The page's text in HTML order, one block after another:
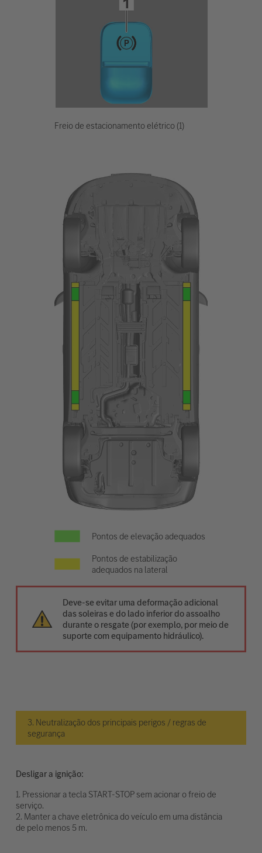
Freio de estacionamento elétrico (1)
Pontos de elevação adequados
Pontos de estabilização
adequados na lateral
Deve-se evitar uma deformação adicional
das soleiras e do lado inferior do assoalho
durante o resgate (por exemplo, por meio de
suporte com equipamento hidráulico).
3. Neutralização dos principais perigos / regras de
segurança
Desligar a ignição:
1. Pressionar a tecla START-STOP sem acionar o freio de
serviço.
2. Manter a chave eletrônica do veículo em uma distância
de pelo menos 5 m.